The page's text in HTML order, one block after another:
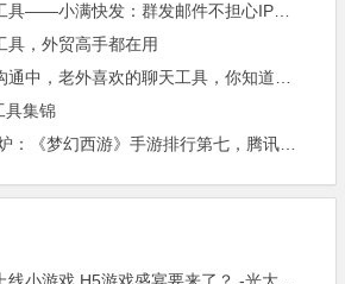
外贸邮件营销的免费工具——小满快发：群发邮件不担心IP被封
具，外贸高手都在用
进博会倒计时，外贸沟通中，老外喜欢的聊天工具，你知道几种？
具集锦
2015年最赚钱游戏出炉：《梦幻西游》手游排行第七，腾讯总收入进前三